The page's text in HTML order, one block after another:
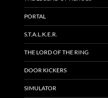
PORTAL
S.T.A.L.K.E.R.
THE LORD OF THE RING
DOOR KICKERS
SIMULATOR